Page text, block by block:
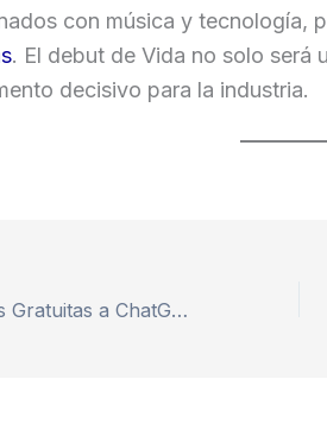
con música y tecnología,
. El debut de Vida no solo será
decisivo para la industria.
4 Alternativas Gratuitas a ChatGPT: Lo Que No Sabías